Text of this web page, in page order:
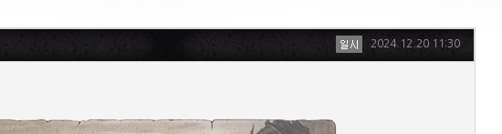
2024.12.20 11:30